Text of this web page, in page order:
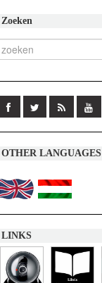
Zoeken
OTHER LANGUAGES
LINKS